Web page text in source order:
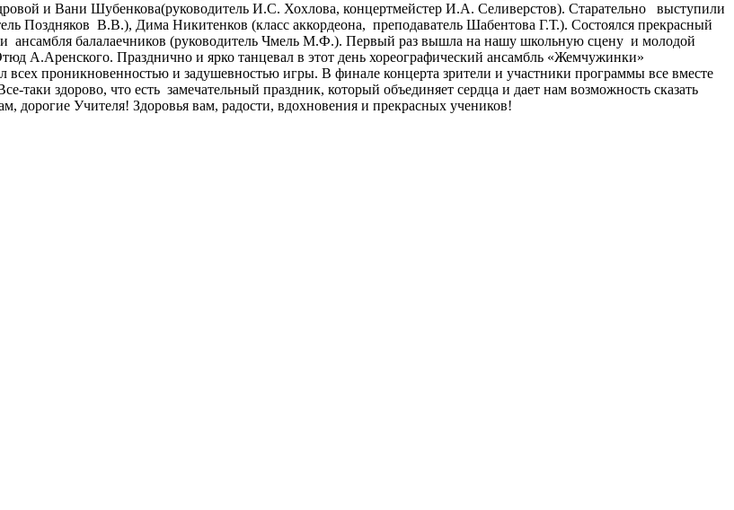
и Вани Шубенкова(руководитель И.С. Хохлова, концертмейстер И.А. Селиверстов). Старательно выступили
Поздняков В.В.), Дима Никитенков (класс аккордеона, преподаватель Шабентова Г.Т.). Состоялся прекрасный
ансамбля балалаечников (руководитель Чмель М.Ф.). Первый раз вышла на нашу школьную сцену и молодой
А.Аренского. Празднично и ярко танцевал в этот день хореографический ансамбль «Жемчужинки»
проникновенностью и задушевностью игры. В финале концерта зрители и участники программы все вместе
здорово, что есть замечательный праздник, который объединяет сердца и дает нам возможность сказать
Учителя! Здоровья вам, радости, вдохновения и прекрасных учеников!